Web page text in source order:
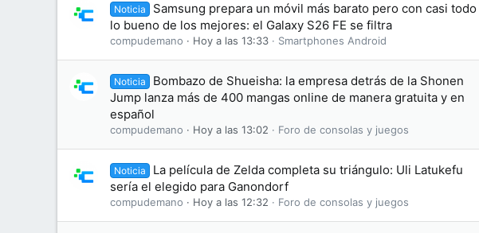
Noticia
Samsung prepara un móvil más barato pero con casi todo
lo bueno de los mejores: el Galaxy S26 FE se filtra
compudemano Hoy a las 13:33 Smartphones Android
Noticia
Bombazo de Shueisha: la empresa detrás de la Shonen
Jump lanza más de 400 mangas online de manera gratuita y en
español
compudemano Hoy a las 13:02 Foro de consolas y juegos
Noticia
La película de Zelda completa su triángulo: Uli Latukefu
sería el elegido para Ganondorf
compudemano Hoy a las 12:32 Foro de consolas y juegos